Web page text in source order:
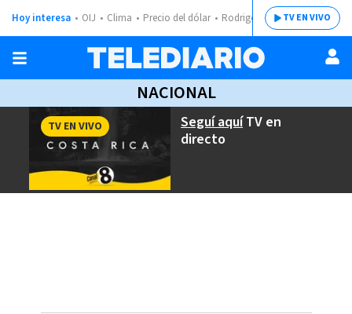
Hoy interesa OIJ Clima Precio del dólar Rodrigo ChavesTV EN VIVO
NACIONAL
Seguí aquíTV en
directo
TV EN VIVO